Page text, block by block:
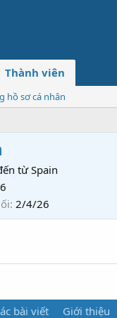
Thành viên
hồ sơ cá nhân
từ Spain
2/4/26
bài viết Giới thiệu